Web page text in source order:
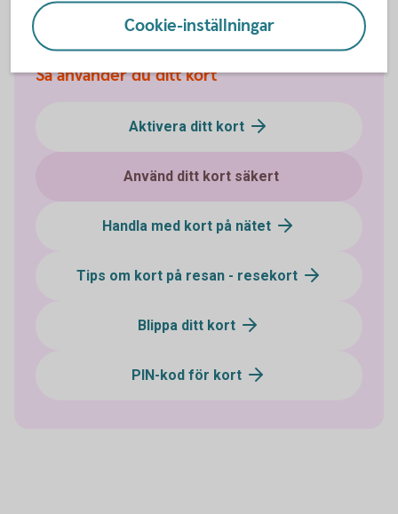
Så använder du ditt kort
Aktivera ditt kort
Använd ditt kort säkert
Handla med kort på nätet
Tips om kort på resan - resekort
Blippa ditt kort
PIN-kod för kort
Cookie-inställningar